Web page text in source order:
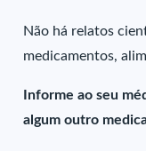
Não há relatos
medicamentos,
Informe ao seu
algum outro